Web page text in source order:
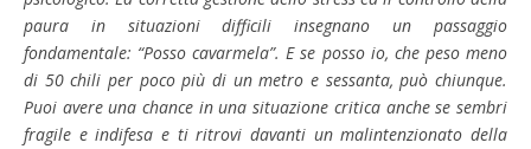
paura in situazioni difficili insegnano un passaggio
fondamentale: “Posso cavarmela”. E se posso io, che peso meno
di 50 chili per poco più di un metro e sessanta, può chiunque.
Puoi avere una chance in una situazione critica anche se sembri
fragile e indifesa e ti ritrovi davanti un malintenzionato della